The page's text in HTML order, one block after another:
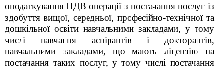
оподаткування ПДВ операції з постачання послуг із
здобуття вищої, середньої, професійно-технічної та
дошкільної освіти навчальними закладами, у тому
числі навчання аспірантів і докторантів,
навчальними закладами, що мають ліцензію на
постачання таких послуг, у тому числі постачання